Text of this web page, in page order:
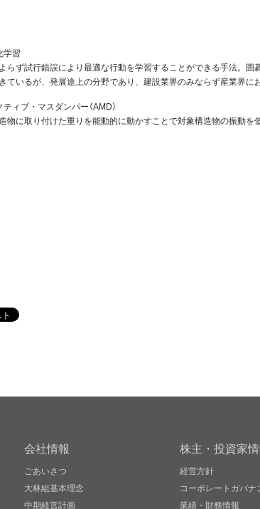
習
らず試行錯誤により最適な行動を学習することができる手法。
ているが、発展途上の分野であり、建設業界のみならず産業界に
ブ・マスダンパー（AMD）
物に取り付けた重りを能動的に動かすことで対象構造物の振動を
会社情報
ごあいさつ
大林組基本理念
中期経営計画
株主・投資家
経営方針
コーポレートガバナ
業績・財務情報